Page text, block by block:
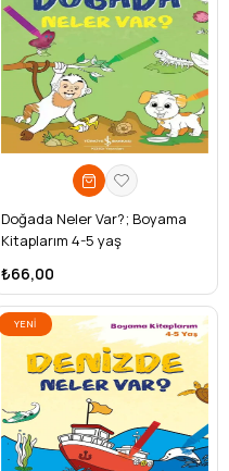
Doğada Neler Var?; Boyama
Kitaplarım 4-5 yaş
₺66,00
YENI